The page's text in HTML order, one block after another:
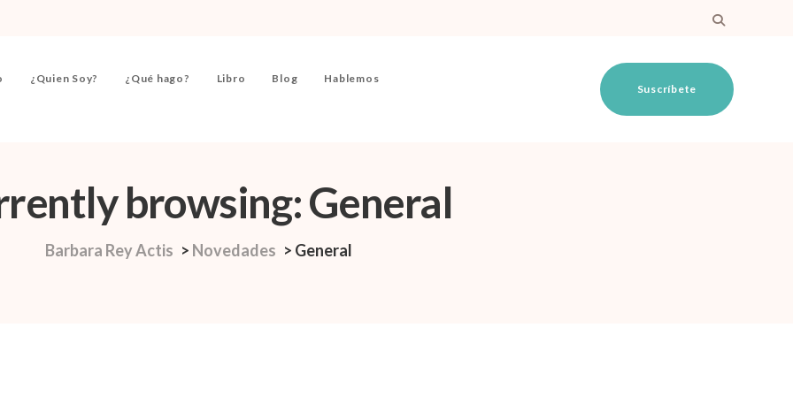
¿Quien Soy? ¿Qué hago? Libro Blog
Hablemos
Suscríbete
browsing: General
Barbara Rey Actis > Novedades > General